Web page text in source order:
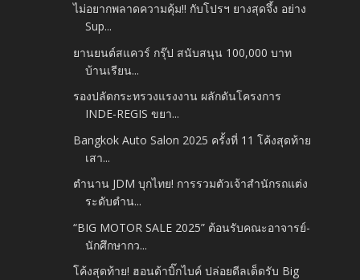
ไม่อยากพลาดความคุ้ม‼️ กับโปรฯ ยางสุดจึ้ง อย่าง
Sup...
ยานยนต์สแควร์ กรุ๊ป สนับสนุน 100,000 บาท
บ้านเรียน...
รองปลัดกระทรวงแรงงาน ผลักดันโครงการ
INDE-REGIS ขยา...
Bangkok Auto Salon 2025 ครั้งที่ 11 โค้งสุดท้าย
เสา...
ตำนาน JDM บุกไทย! การรวมตัวเจ้าสำนักรถแต่ง
ระดับตำน...
“BIG MOTOR SALE 2025” ต้อนรับคณะอาจารย์-
นักศึกษากว...
โค้งสุดท้าย! ฮอนด้าบิ๊กไบค์ ปล่อยดีลเด็ดรับ Big